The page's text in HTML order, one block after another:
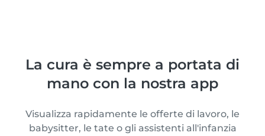
La cura è sempre a portata di
mano con la nostra app
Visualizza rapidamente le offerte di lavoro, le
babysitter, le tate o gli assistenti all'infanzia